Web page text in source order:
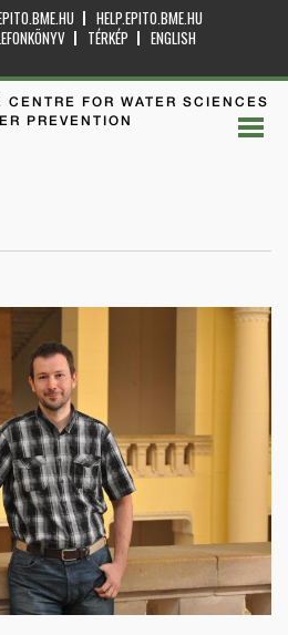
HELP.EPITO.BME.HU
TÉRKÉP
ENGLISH
CENTRE FOR WATER SCIENCES
PREVENTION